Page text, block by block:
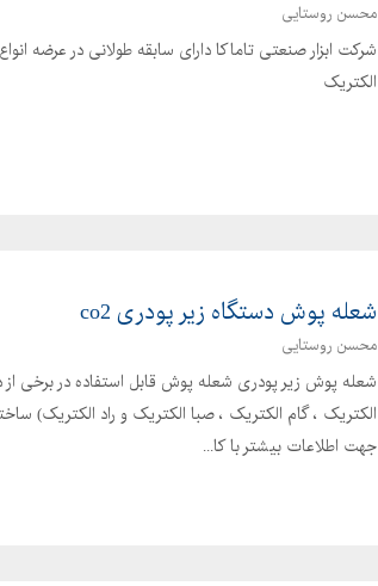
محسن روستایی
شرکت ابزار صنعتی تاماکا دارای سابقه طولانی در عرضه
الکتریک
شعله پوش دستگاه زیر پودری co2
محسن روستایی
شعله پوش زیر پودری شعله پوش قابل استفاده در برخی از
الکتریک ، گام الکتریک ، صبا الکتریک و راد
جهت اطلاعات بیشتر با کا...